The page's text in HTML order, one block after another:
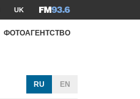
UK
ФОТОАГЕНТСТВО
RU EN